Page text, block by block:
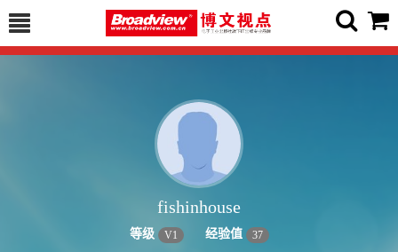
fishinhouse
等级 V1 经验值 37